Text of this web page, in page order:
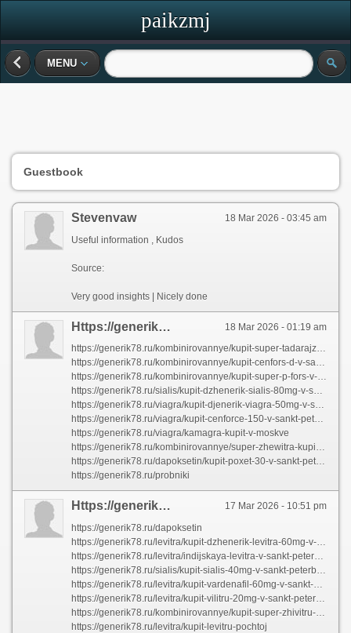
paikzmj
MENU
Guestbook
18 Mar 2026 - 03:45 am
Stevenvaw
Useful information , Kudos
Source:
Very good insights | Nicely done
18 Mar 2026 - 01:19 am
Https://generik78.ru/viagra/kupit-sildenafil-100mg-v-sankt-peterburge
https://generik78.ru/kombinirovannye/kupit-super-tadarajz-v-sankt-peterburge
https://generik78.ru/kombinirovannye/kupit-cenfors-d-v-sankt-peterburge
https://generik78.ru/kombinirovannye/kupit-super-p-fors-v-sankt-peterburge
https://generik78.ru/sialis/kupit-dzhenerik-sialis-80mg-v-sankt-peterburge
https://generik78.ru/viagra/kupit-djenerik-viagra-50mg-v-sankt-peterburge
https://generik78.ru/viagra/kupit-cenforce-150-v-sankt-peterburge
https://generik78.ru/viagra/kamagra-kupit-v-moskve
https://generik78.ru/kombinirovannye/super-zhewitra-kupit-v-moskve
https://generik78.ru/dapoksetin/kupit-poxet-30-v-sankt-peterburge
https://generik78.ru/probniki
17 Mar 2026 - 10:51 pm
Https://generik78.ru/kombinirovannye/kupit-super-vidalistu-v-sankt-peterburge
https://generik78.ru/dapoksetin
https://generik78.ru/levitra/kupit-dzhenerik-levitra-60mg-v-sankt-peterburge
https://generik78.ru/levitra/indijskaya-levitra-v-sankt-peterburge
https://generik78.ru/sialis/kupit-sialis-40mg-v-sankt-peterburge
https://generik78.ru/levitra/kupit-vardenafil-60mg-v-sankt-peterburge
https://generik78.ru/levitra/kupit-vilitru-20mg-v-sankt-peterburge
https://generik78.ru/kombinirovannye/kupit-super-zhivitru-v-sankt-peterburge
https://generik78.ru/levitra/kupit-levitru-pochtoj